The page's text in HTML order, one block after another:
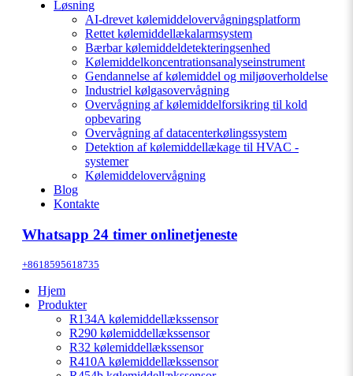
Løsning
AI-drevet kølemiddelovervågningsplatform
Rettet kølemiddellækalarmsystem
Bærbar kølemiddeldetekteringsenhed
Kølemiddelkoncentrationsanalyseinstrument
Gendannelse af kølemiddel og miljøoverholdelse
Industriel kølgasovervågning
Overvågning af kølemiddelforsikring til kold
opbevaring
Overvågning af datacenterkølingssystem
Detektion af kølemiddellækage til HVAC -
systemer
Kølemiddelovervågning
Blog
Kontakte
Whatsapp 24 timer onlinetjeneste
+8618595618735
Hjem
Produkter
R134A kølemiddellækssensor
R290 kølemiddellækssensor
R32 kølemiddellækssensor
R410A kølemiddellækssensor